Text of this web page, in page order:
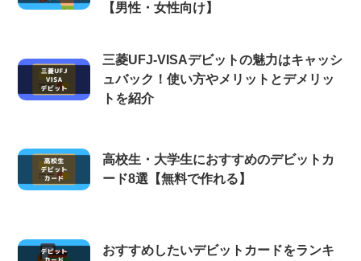
【男性・女性向け】
三菱UFJ-VISAデビットの魅力はキャッシ
ュバック！使い方やメリットとデメリッ
トを紹介
高校生・大学生におすすめのデビットカ
ード8選【無料で作れる】
おすすめしたいデビットカードをランキ